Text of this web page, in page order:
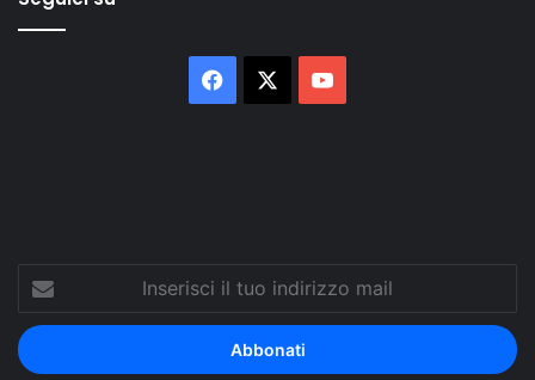
Facebook
Inserisci
tuo
indirizzo